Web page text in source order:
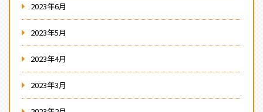
2023年6月
2023年5月
2023年4月
2023年3月